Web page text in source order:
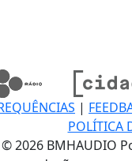
|
POLÍTICA
© 2026 BMHAUDIO